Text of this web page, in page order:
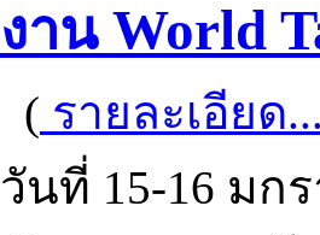
งาน World
( รายละเอียด...
วันที่ 15-16 มก